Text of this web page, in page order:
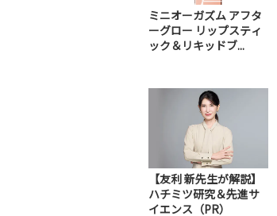
ミニオーガズム アフタ
ーグロー リップスティ
ック＆リキッドブ...
【友利 新先生が解説】
ハチミツ研究＆先進サ
イエンス（PR）